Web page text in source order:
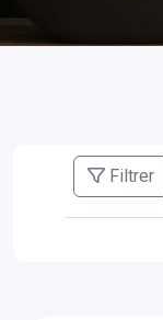
Filtrer